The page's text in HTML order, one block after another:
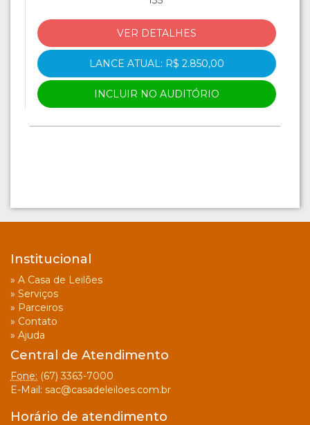
VER DETALHES
LANCE ATUAL: R$ 2.850,00
INCLUIR NO AUDITÓRIO
Institucional
» A Casa de Leilões
» Serviços
» Parceiros
» Contato
» Ajuda
Central de Atendimento
Fone: (67) 3363-7000
E-Mail: sac@casadeleiloes.com.br
Horário de atendimento